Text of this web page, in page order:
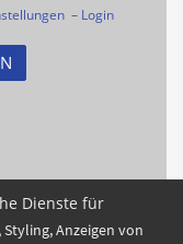
– Login
Dienste für
Anzeigen von